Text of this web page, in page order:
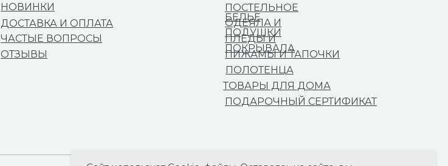
НОВИНКИ
ДОСТАВКА И ОПЛАТА
ЧАСТЫЕ ВОПРОСЫ
ОТЗЫВЫ
ПОЛОТЕНЦА
ПОСТЕЛЬНОЕ
БЕЛЬЕ
ОДЕЯЛА И
ПОДУШКИ
ПЛЕДЫ И
ПОКРЫВАЛА
ПИЖАМЫ И ТАПОЧКИ
ТОВАРЫ ДЛЯ ДОМА
ПОДАРОЧНЫЙ СЕРТИФИКАТ